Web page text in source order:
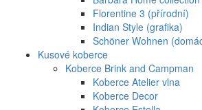
Florentine 3 (přírodní)
Indian Style (grafika)
Schöner Wohnen
Kusové koberce
Koberce Brink and Campman
Koberce Atelier vlna
Koberce Decor